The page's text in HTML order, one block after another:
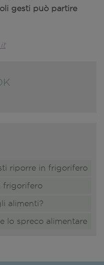
gesti può partire
riporre in frigorifero
frigorifero
alimenti?
lo spreco alimentare